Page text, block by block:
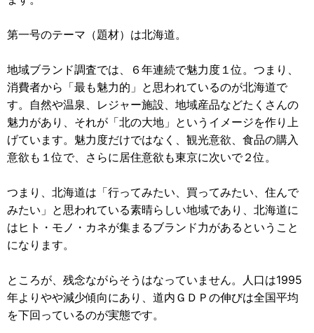
第一号のテーマ（題材）は北海道。
地域ブランド調査では、６年連続で魅力度１位。つまり、
消費者から「最も魅力的」と思われているのが北海道で
す。自然や温泉、レジャー施設、地域産品などたくさんの
魅力があり、それが「北の大地」というイメージを作り上
げています。魅力度だけではなく、観光意欲、食品の購入
意欲も１位で、さらに居住意欲も東京に次いで２位。
つまり、北海道は「行ってみたい、買ってみたい、住んで
みたい」と思われている素晴らしい地域であり、北海道に
はヒト・モノ・カネが集まるブランド力があるということ
になります。
ところが、残念ながらそうはなっていません。人口は1995
年よりやや減少傾向にあり、道内ＧＤＰの伸びは全国平均
を下回っているのが実態です。